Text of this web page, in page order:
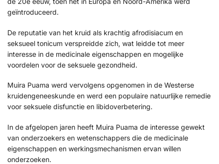
geïntroduceerd.
De reputatie van het kruid als krachtig afrodisiacum en
seksueel tonicum verspreidde zich, wat leidde tot meer
interesse in de medicinale eigenschappen en mogelijke
voordelen voor de seksuele gezondheid.
Muira Puama werd vervolgens opgenomen in de Westerse
kruidengeneeskunde en werd een populaire natuurlijke remedie
voor seksuele disfunctie en libidoverbetering.
In de afgelopen jaren heeft Muira Puama de interesse gewekt
van onderzoekers en wetenschappers die de medicinale
eigenschappen en werkingsmechanismen ervan willen
onderzoeken.